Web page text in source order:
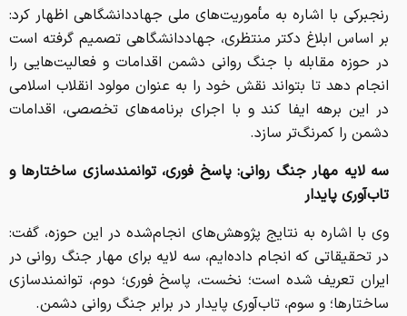
رنجبرکی با اشاره به مأموریت‌های ملی جهاددانشگاهی اظهار کرد:
بر اساس ابلاغ دکتر منتظری، جهاددانشگاهی تصمیم گرفته است
در حوزه مقابله با جنگ روانی دشمن اقدامات و فعالیت‌هایی را
انجام دهد تا بتواند نقش خود را به عنوان مولود انقلاب اسلامی
در این برهه ایفا کند و با اجرای برنامه‌های تخصصی، اقدامات
دشمن را کمرنگ‌تر سازد.
سه لایه مهار جنگ روانی: پاسخ فوری، توانمندسازی ساختارها و
تاب‌آوری پایدار
وی با اشاره به نتایج پژوهش‌های انجام‌شده در این حوزه، گفت:
در تحقیقاتی که انجام داده‌ایم، سه لایه برای مهار جنگ روانی در
ایران تعریف شده است؛ نخست، پاسخ فوری؛ دوم، توانمندسازی
ساختارها؛ و سوم، تاب‌آوری پایدار در برابر جنگ روانی دشمن.